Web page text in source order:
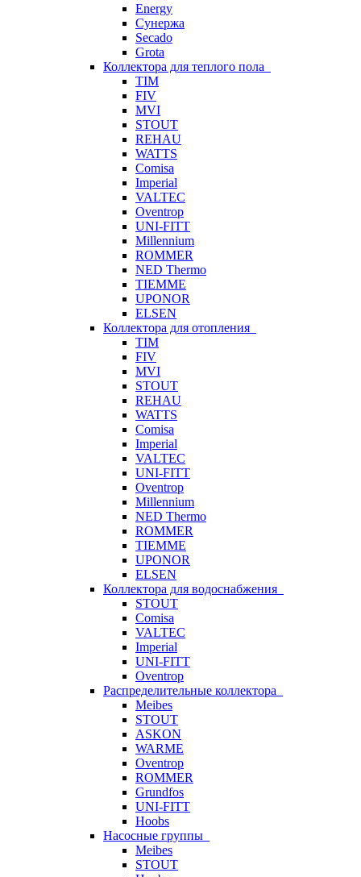
Energy
Сунержа
Secado
Grota
Коллектора для теплого пола
TIM
FIV
MVI
STOUT
REHAU
WATTS
Comisa
Imperial
VALTEC
Oventrop
UNI-FITT
Millennium
ROMMER
NED Thermo
TIEMME
UPONOR
ELSEN
Коллектора для отопления
TIM
FIV
MVI
STOUT
REHAU
WATTS
Comisa
Imperial
VALTEC
UNI-FITT
Oventrop
Millennium
NED Thermo
ROMMER
TIEMME
UPONOR
ELSEN
Коллектора для водоснабжения
STOUT
Comisa
VALTEC
Imperial
UNI-FITT
Oventrop
Распределительные коллектора
Meibes
STOUT
ASKON
WARME
Oventrop
ROMMER
Grundfos
UNI-FITT
Hoobs
Насосные группы
Meibes
STOUT